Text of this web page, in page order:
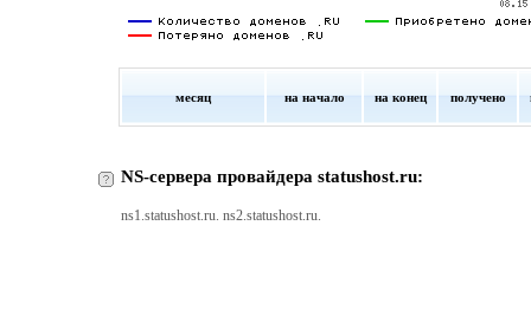
месяц на начало на конец получено
NS-сервера провайдера statushost.ru:
ns1.statushost.ru. ns2.statushost.ru.